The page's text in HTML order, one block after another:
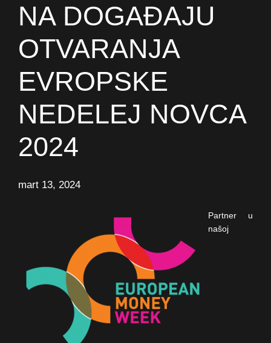
NA DOGAĐAJU
OTVARANJA
EVROPSKE
NEDELEJ NOVCA
2024
mart 13, 2024
Partner u
našoj